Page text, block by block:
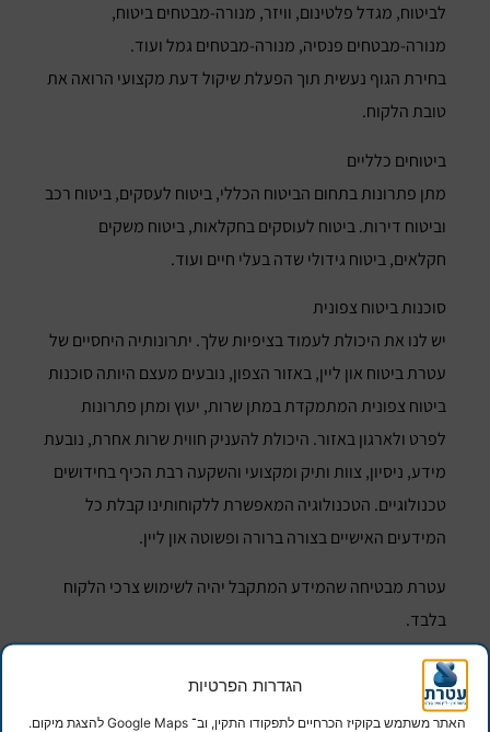
הגדרות הפרטיות
האתר משתמש בקוקיז הכרחיים לתפקודו התקין, וב־ Google Maps להצגת מיקום.
לביטוח, מגדל פלטינום, וויזר, מנורה-מבטחים ביטוח,
מנורה-מבטחים פנסיה, מנורה-מבטחים גמל ועוד.
בחירת הגוף נעשית תוך הפעלת שיקול דעת מקצועי הרואה את
טובת הלקוח.
ביטוחים כלליים
מתן פתרונות בתחום הביטוח הכללי, ביטוח לעסקים, ביטוח רכב
וביטוח דירות. ביטוח לעוסקים בחקלאות, ביטוח משקים
חקלאים, ביטוח גידולי שדה בעלי חיים ועוד.
סוכנות ביטוח צפונית
יש לנו את היכולת לעמוד בציפיות שלך. יתרונותיה היחסיים של
עטרת ביטוח און ליין, באזור הצפון, נובעים מעצם היותה סוכנות
ביטוח צפונית המתמקדת במתן שרות, יעוץ ומתן פתרונות
לפרט ולארגון באזור. היכולת להעניק חווית שרות אחרת, נובעת
מידע, ניסיון, צוות ותיק ומקצועי והשקעה רבת הכיף בחידושים
טכנולוגיים. הטכנולוגיה המאפשרת ללקוחותינו קבלת כל
המידעים האישיים בצורה ברורה ופשוטה און ליין.
עטרת מבטיחה שהמידע המתקבל יהיה לשימוש צרכי הלקוח
בלבד.
ייעוץ מכוון ומקיף ללקוח, תגובה מהירה וטיפול מסור ארוך טווח
הופכים את השירות ב"עטרת" לחוויה.